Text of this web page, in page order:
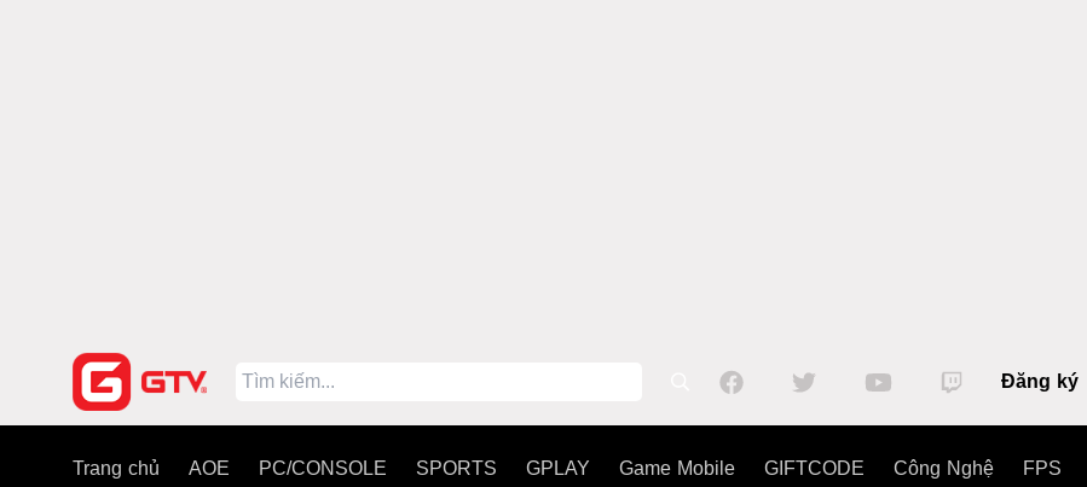
Đăng ký
Trang chủ AOE PC/CONSOLE SPORTS GPLAY Game Mobile GIFTCODE Công Nghệ FPS